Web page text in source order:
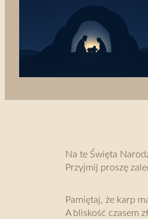
Na te Święta
Przyjmij proszę
Pamiętaj, że karp
A bliskość czasem